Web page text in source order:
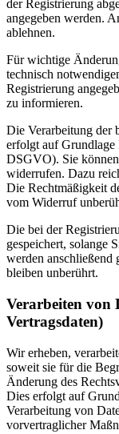
der Registrierung
angegeben werden.
ablehnen.
Für wichtige
technisch
Registrierung
zu informieren.
Die Verarbeitung der
erfolgt auf
DSGVO). Sie
widerrufen. Dazu
Die Rechtmäßigkeit
vom Widerruf
Die bei der
gespeichert, solange
werden anschließend
bleiben unberührt.
Verarbeiten von
Vertragsdaten)
Wir erheben,
soweit sie für die
Änderung des
Dies erfolgt auf
Verarbeitung von
vorvertraglicher